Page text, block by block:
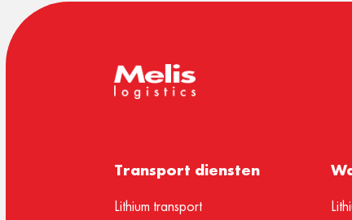
Transport diensten
Lithium transport